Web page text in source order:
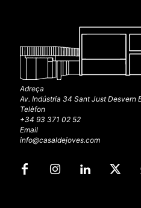
Adreça
Av. Indústria 34 Sant Just Desvern
Telèfon
+34 93 371 02 52
Email
info@casaldejoves.com